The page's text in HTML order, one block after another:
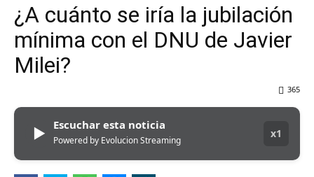
¿A cuánto se iría la jubilación
mínima con el DNU de Javier
Milei?
365
▶ Escuchar esta noticia
Powered by Evolucion Streaming
x1